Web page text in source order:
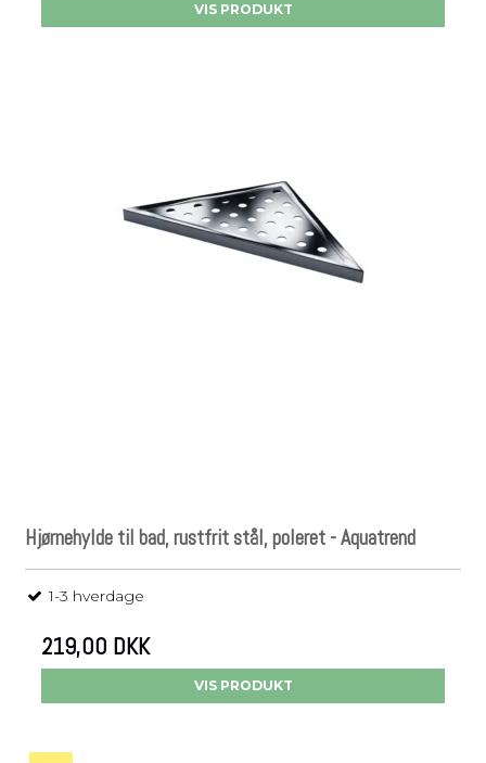
VIS PRODUKT
Hjørnehylde til bad, rustfrit stål, poleret - Aquatrend
1-3 hverdage
219,00 DKK
VIS PRODUKT